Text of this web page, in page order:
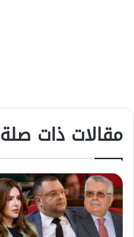
مقالات ذات صلة